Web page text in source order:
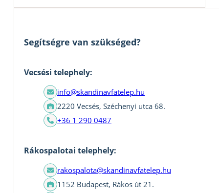
Segítségre van szükséged?
Vecsési telephely:
info@skandinavfatelep.hu
2220 Vecsés, Széchenyi utca 68.
+36 1 290 0487
Rákospalotai telephely:
rakospalota@skandinavfatelep.hu
1152 Budapest, Rákos út 21.